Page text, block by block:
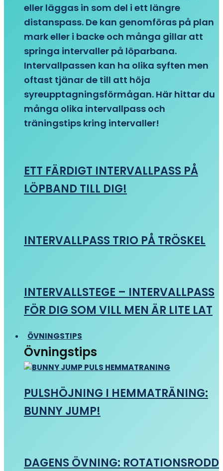
eller läggas in som del i ett längre
distanspass. De kan genomföras på plan
mark eller i backe och många gillar att
springa intervaller på löparbana.
Intervallpassen kan ha olika syften men
oftast tjänar de till att höja
syreupptagningsförmågan. Här hittar du
många olika intervallpass och
träningstips kring intervaller!
ETT FÄRDIGT INTERVALLPASS PÅ
LÖPBAND TILL DIG!
INTERVALLPASS TRIO PÅ TRÖSKEL
INTERVALLSTEGE – INTERVALLPASS
FÖR DIG SOM VILL MEN ÄR LITE LAT
ÖVNINGSTIPS
Övningstips
PULSHÖJNING I HEMMATRÄNING:
BUNNY JUMP!
DAGENS ÖVNING: ROTATIONSRODD